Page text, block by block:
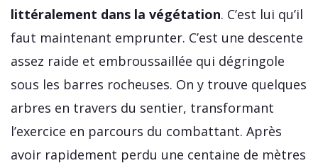
littéralement dans la végétation. C’est lui qu’il
faut maintenant emprunter. C’est une descente
assez raide et embroussaillée qui dégringole
sous les barres rocheuses. On y trouve quelques
arbres en travers du sentier, transformant
l’exercice en parcours du combattant. Après
avoir rapidement perdu une centaine de mètres